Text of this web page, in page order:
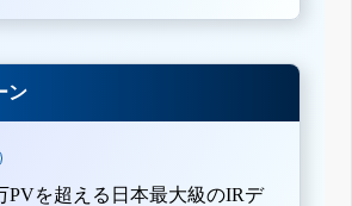
ン
PVを超える日本最大級のIRデ